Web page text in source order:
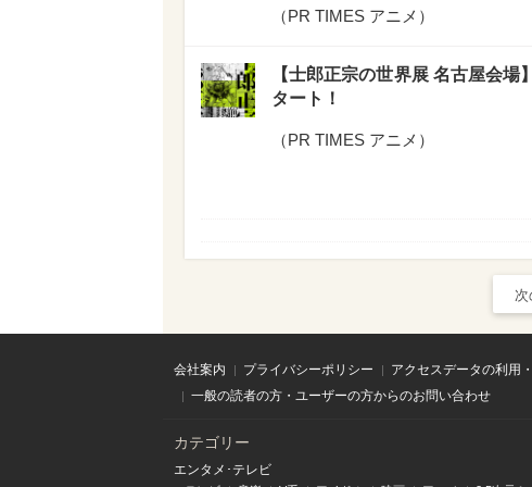
（PR TIMES アニメ ）
【士郎正宗の世界展 名古屋会
タート！
（PR TIMES アニメ ）
次
会社案内 プライバシーポリシー アクセスデータの利用
一般の読者の方・ユーザーの方からのお問い合わせ
カテゴリー
エンタメ･テレビ